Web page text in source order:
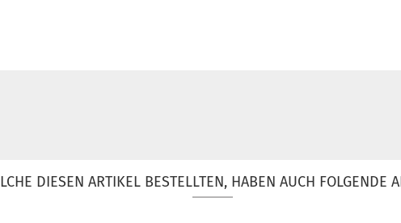
DIESEN ARTIKEL BESTELLTEN, HABEN AUCH FOLGENDE